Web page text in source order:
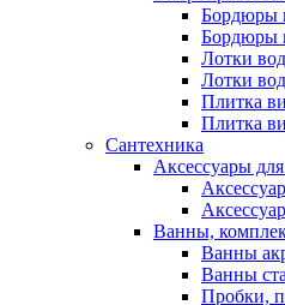
Бордюры
Бордюры
Лотки
Лотки
Плитка
Плитка
Сантехника
Аксессуары
Ванны,
Ванны
Ванны
Пробки,